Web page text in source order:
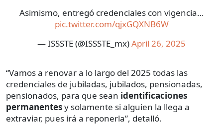
Asimismo, entregó credenciales con vigencia…
pic.twitter.com/qjxGQXNB6W
— ISSSTE (@ISSSTE_mx)April 26, 2025
“Vamos a renovar a lo largo del 2025 todas las
credenciales de jubiladas, jubilados, pensionadas,
pensionados, para que sean identificaciones
permanentesy solamente si alguien la llega a
extraviar, pues irá a reponerla”, detalló.